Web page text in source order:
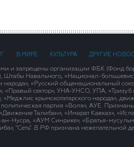
В МИРЕ КУЛЬТУРА ДРУГИЕ
и запрещены организации ФБК (Фонд
Штабы Навального, «Национал-
народа», «Русский общенациональный
«Правый сектор», УНА-УНСО, УПА, «Тризуб
крымскотатарского народа»,
политическая партия «Воля», АУЕ. Признаны
Талибан», «Имарат Кавказ»,
ан-Нусра, «АУМ Синрике», «Братья-
"Сеть". В РФ признана нежелательной